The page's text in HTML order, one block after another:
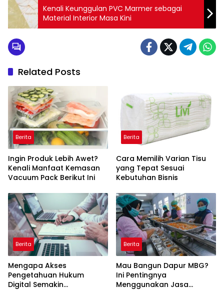
Kenali Keunggulan PVC Marmer sebagai
Material Interior Masa Kini
Related Posts
Berita
Ingin Produk Lebih Awet?
Kenali Manfaat Kemasan
Vacuum Pack Berikut Ini
Berita
Cara Memilih Varian Tisu
yang Tepat Sesuai
Kebutuhan Bisnis
Berita
Mengapa Akses
Pengetahuan Hukum
Digital Semakin
Berita
Mau Bangun Dapur MBG?
Ini Pentingnya
Menggunakan Jasa